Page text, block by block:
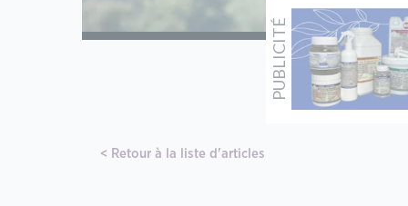
Retour à la liste d'articles